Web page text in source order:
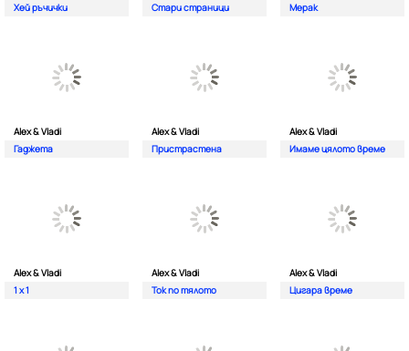
Хей ръчички
Стари страници
Мерак
Alex & Vladi
Гаджета
Alex & Vladi
Пристрастена
Alex & Vladi
Имаме цялото време
Alex & Vladi
1 x 1
Alex & Vladi
Ток по тялото
Alex & Vladi
Цигара време